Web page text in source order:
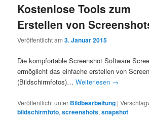
Kostenlose Tools zum
Erstellen von
Veröffentlicht am3. Januar 2015
Die kompfortable Screenshot Software
ermöglicht das einfache erstellen von
(Bildschirmfotos)…Weiterlesen →
Veröffentlicht unter Bildbearbeitung |
bildschirmfoto,screenshots,snapshot